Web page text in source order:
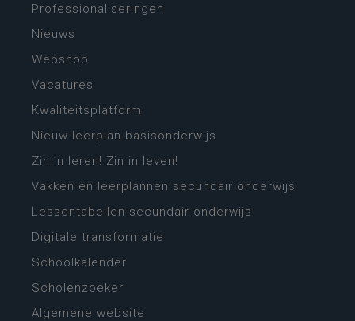
Professionaliseringen
Nieuws
Webshop
Vacatures
Kwaliteitsplatform
Nieuw leerplan basisonderwijs
Zin in leren! Zin in leven!
Vakken en leerplannen secundair onderwijs
Lessentabellen secundair onderwijs
Digitale transformatie
Schoolkalender
Scholenzoeker
Algemene website